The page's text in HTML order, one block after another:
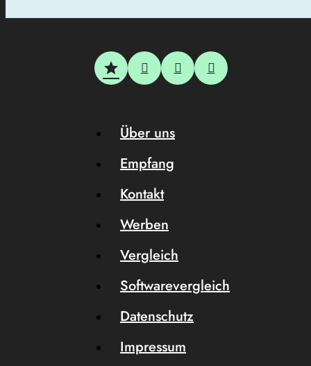
Über uns
Empfang
Kontakt
Werben
Vergleich
Softwarevergleich
Datenschutz
Impressum